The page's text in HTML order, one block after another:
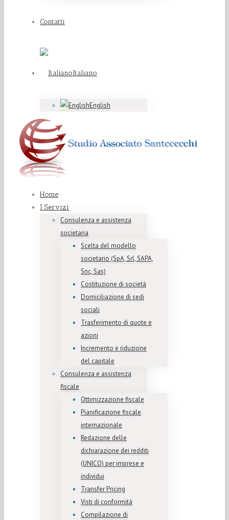
Contatti
Italiano
English
Home
I Servizi
Consulenza e assistenza
societaria
Scelta del modello
societario (SpA, Srl, SAPA,
Snc, Sas)
Costituzione di società
Domiciliazione di sedi
sociali
Trasferimento di quote e
azioni
Incremento e riduzione
del capitale
Consulenza e assistenza
fiscale
Ottimizzazione fiscale
Pianificazione fiscale
internazionale
Redazione delle
dichiarazione dei redditi
(UNICO) per imprese e
individui
Transfer Pricing
Visti di conformità
Compilazione di